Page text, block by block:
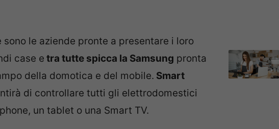
sono le aziende pronte a presentare i loro
case e tra tutte spicca la Samsung pronta
della domotica e del mobile. Smart
di controllare tutti gli elettrodomestici
un tablet o una Smart TV.